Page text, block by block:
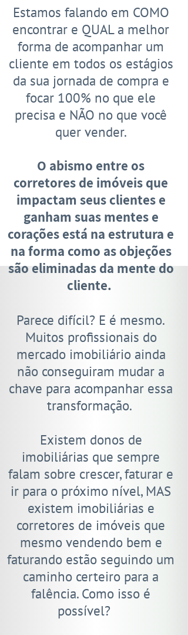
Estamos falando em COMO
encontrar e QUAL a melhor
forma de acompanhar um
cliente em todos os estágios
da sua jornada de compra e
focar 100% no que ele
precisa e NÃO no que você
quer vender.
O abismo entre os
corretores de imóveis que
impactam seus clientes e
ganham suas mentes e
corações está na estrutura e
na forma como as objeções
são eliminadas da mente do
cliente.
Parece difícil? E é mesmo.
Muitos profissionais do
mercado imobiliário ainda
não conseguiram mudar a
chave para acompanhar essa
transformação.
Existem donos de
imobiliárias que sempre
falam sobre crescer, faturar e
ir para o próximo nível, MAS
existem imobiliárias e
corretores de imóveis que
mesmo vendendo bem e
faturando estão seguindo um
caminho certeiro para a
falência. Como isso é
possível?